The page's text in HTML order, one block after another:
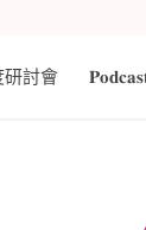
研討會